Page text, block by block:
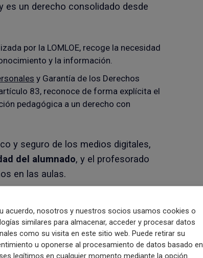
es un derecho consolidado desde
por la LOMLOE, recoge la necesidad
y la información.
y Garantía de los Derechos
83, reconoce de forma explícita el
pedagógica a un derecho con
y seguro de los medios digitales,
del alumnado, y el profesorado
en las aulas.
y formación. El
medidas estratégicas para
concreta estos objetivos en España
que prevén que el80 % del
acuerdo, nosotros y nuestros socios usamos cookies o
similares para almacenar, acceder y procesar datos
como su visita en este sitio web. Puede retirar su
u oponerse al procesamiento de datos basado en
legítimos en cualquier momento mediante la opción